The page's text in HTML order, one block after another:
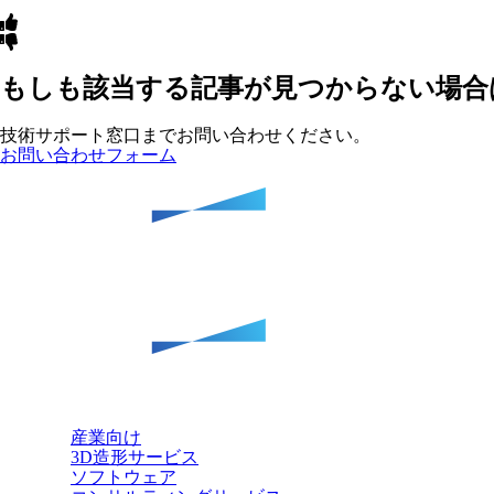
もしも該当する記事が見つからない場
技術サポート窓口までお問い合わせください。
お問い合わせフォーム
産業向け
3D造形サービス
ソフトウェア